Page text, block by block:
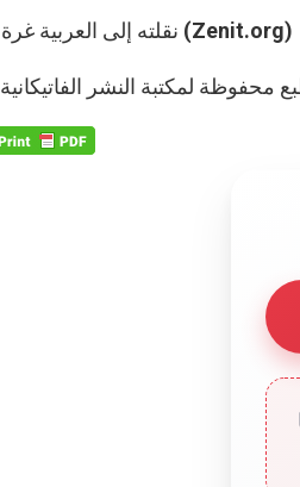
نقلته إلى العربية غرة معيط (Zenit.org)
لمكتبة النشر الفاتيكانية 2011